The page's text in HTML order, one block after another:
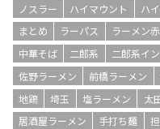
ノスラー
ハイマウント ハ
まとめ
ラーパス ラーメン
中華そば
二郎系 二郎系イ
佐野ラーメン
前橋ラーメン
地鶏
埼玉 塩ラーメン 太
居酒屋ラーメン
手打ち麺